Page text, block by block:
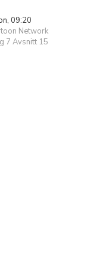
09:20
Network
7 Avsnitt 15